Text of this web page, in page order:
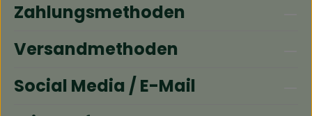
Zahlungsmethoden
Versandmethoden
Social Media / E-Mail